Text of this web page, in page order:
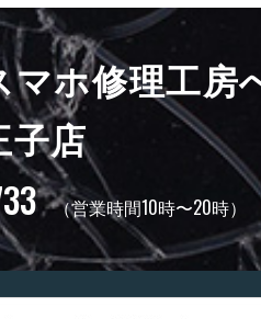
ホ修理工房
子店
（営業時間10時〜20時）